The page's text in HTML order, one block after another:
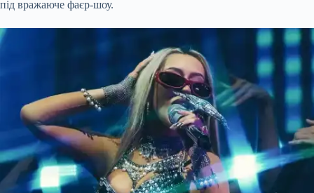
під вражаюче фаєр-шоу.